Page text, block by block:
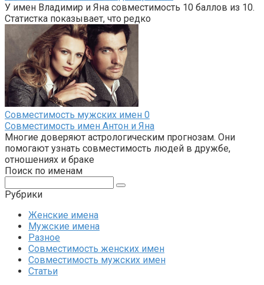
У имен Владимир и Яна совместимость 10 баллов из 10.
Статистка показывает, что редко
Совместимость мужских имен 0
Совместимость имен Антон и Яна
Многие доверяют астрологическим прогнозам. Они
помогают узнать совместимость людей в дружбе,
отношениях и браке
Поиск по именам
Рубрики
Женские имена
Мужские имена
Разное
Совместимость женских имен
Совместимость мужских имен
Статьи